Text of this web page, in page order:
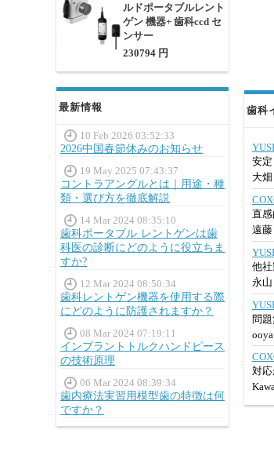
ルドポータブルレント
ゲン 機器+ 歯科ccd セ
ンサー
230794 円
最新情報
10 Feb 2026 03:52:33
2026中国春節休みのお知らせ
19 May 2025 07:43:37
コントラアングルとは｜用途・種
類・選び方を徹底解説
14 Mar 2024 08:35:10
歯科ポータブル レントゲンは歯
科医の診断にどのように役立ちま
すか?
12 Mar 2024 08:50:34
歯科レントゲン機器を使用する際
にどのように防護されますか？
08 Mar 2024 07:19:11
インプラントトルクハンドピース
の技術原理
06 Mar 2024 08:39:34
歯内療法実習用模型歯の特徴は何
ですか？
歯科
安
大畑
直
遠藤
他
永山
問
ooya
対